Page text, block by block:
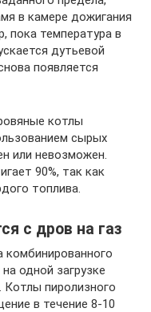
в камере дожигания
пока температура в
дутьевой
появляется
котлы
сырых
или невозможен.
90%, так как
топлива.
с дров на газ
комбинированного
одной загрузке
пиролизного
в течение 8-10